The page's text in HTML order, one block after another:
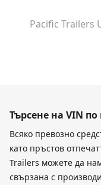
Pacific Trailers
Търсене на VIN
Всяко превозно
като пръстов
Trailers можете да
свързана с